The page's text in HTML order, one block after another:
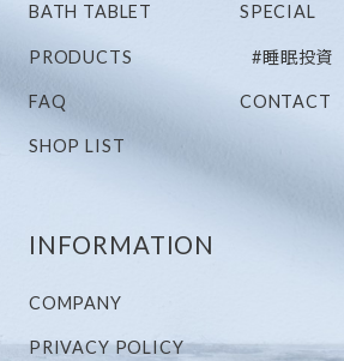
BATH TABLET
PRODUCTS
FAQ
SHOP LIST
SPECIAL
#睡眠投資
CONTACT
INFORMATION
COMPANY
PRIVACY POLICY